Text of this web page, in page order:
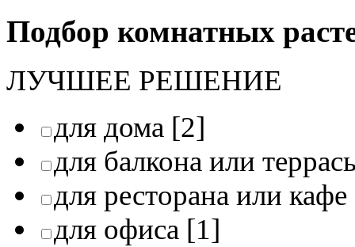
Подбор комнатных
ЛУЧШЕЕ РЕШЕНИЕ
для дома [2]
для балкона или
для ресторана или кафе
для офиса [1]